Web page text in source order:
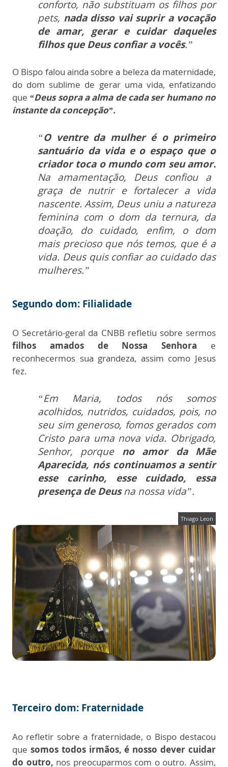
conforto, não substituam os filhos por
pets, nada disso vai suprir a vocação
de amar, gerar e cuidar daqueles
filhos que Deus confiar a vocês.”
O Bispo falou ainda sobre a beleza da maternidade,
do dom sublime de gerar uma vida, enfatizando
que “Deus sopra a alma de cada ser humano no
instante da concepção”.
“O ventre da mulher é o primeiro
santuário da vida e o espaço que o
criador toca o mundo com seu amor.
Na amamentação, Deus confiou a
graça de nutrir e fortalecer a vida
nascente. Assim, Deus uniu a natureza
feminina com o dom da ternura, da
doação, do cuidado, enfim, o dom
mais precioso que nós temos, que é a
vida. Deus quis confiar ao cuidado das
mulheres.”
Segundo dom: Filialidade
O Secretário-geral da CNBB refletiu sobre sermos
filhos amados de Nossa Senhora e
reconhecermos sua grandeza, assim como Jesus
fez.
“Em Maria, todos nós somos
acolhidos, nutridos, cuidados, pois, no
seu sim generoso, fomos gerados com
Cristo para uma nova vida. Obrigado,
Senhor, porque no amor da Mãe
Aparecida, nós continuamos a sentir
esse carinho, esse cuidado, essa
presença de Deusna nossa vida”.
Thiago Leon
Terceiro dom: Fraternidade
Ao refletir sobre a fraternidade, o Bispo destacou
que somos todos irmãos, é nosso dever cuidar
do outro, nos preocuparmos com o outro. Assim,